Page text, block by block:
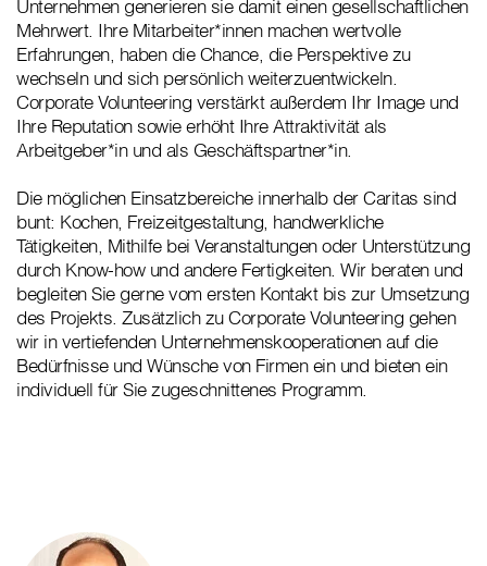
Unternehmen generieren sie damit einen gesellschaftlichen
Mehrwert. Ihre Mitarbeiter*innen machen wertvolle
Erfahrungen, haben die Chance, die Perspektive zu
wechseln und sich persönlich weiterzuentwickeln.
Corporate Volunteering verstärkt außerdem Ihr Image und
Ihre Reputation sowie erhöht Ihre Attraktivität als
Arbeitgeber*in und als Geschäftspartner*in.
Die möglichen Einsatzbereiche innerhalb der Caritas sind
bunt: Kochen, Freizeitgestaltung, handwerkliche
Tätigkeiten, Mithilfe bei Veranstaltungen oder Unterstützung
durch Know-how und andere Fertigkeiten. Wir beraten und
begleiten Sie gerne vom ersten Kontakt bis zur Umsetzung
des Projekts. Zusätzlich zu Corporate Volunteering gehen
wir in vertiefenden Unternehmenskooperationen auf die
Bedürfnisse und Wünsche von Firmen ein und bieten ein
individuell für Sie zugeschnittenes Programm.